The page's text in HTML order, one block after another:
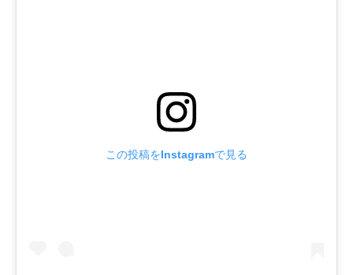
この投稿をInstagramで見る